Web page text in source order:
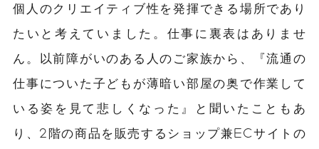
個人のクリエイティブ性を発揮できる場所であり
たいと考えていました。仕事に裏表はありませ
ん。以前障がいのある人のご家族から、『流通の
仕事についた子どもが薄暗い部屋の奥で作業して
いる姿を見て悲しくなった』と聞いたこともあ
り、2階の商品を販売するショップ兼ECサイトの